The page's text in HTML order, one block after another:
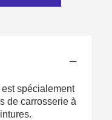
France Métropolitaine
pour 250€ d'achats
30€ d'achats
est spécialement
de carrosserie à